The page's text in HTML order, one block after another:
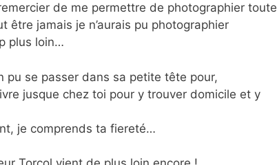
de me permettre de photographier toute
être jamais je n’aurais pu photographier
plus loin…
pu se passer dans sa petite tête pour,
jusque chez toi pour y trouver domicile et y
je comprends ta fiereté…